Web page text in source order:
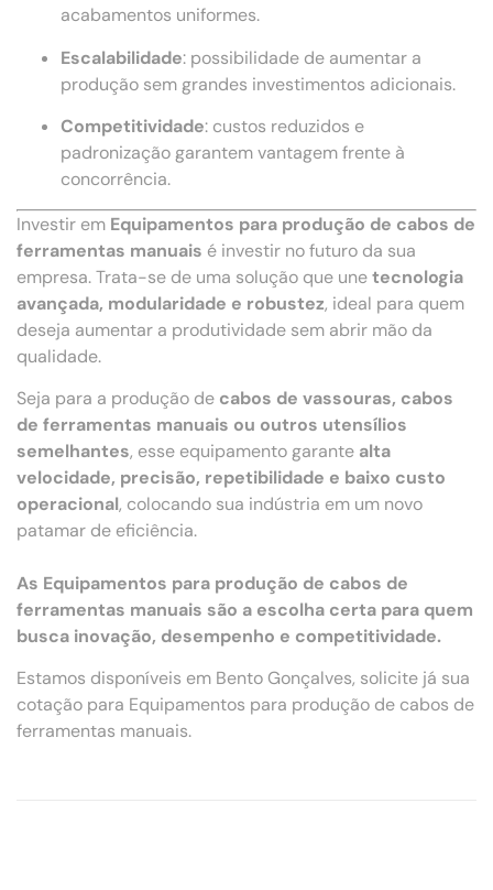
acabamentos uniformes.
Escalabilidade: possibilidade de aumentar a
produção sem grandes investimentos adicionais.
Competitividade: custos reduzidos e
padronização garantem vantagem frente à
concorrência.
Investir em Equipamentos para produção de cabos de
ferramentas manuais é investir no futuro da sua
empresa. Trata-se de uma solução que unetecnologia
avançada, modularidade e robustez, ideal para quem
deseja aumentar a produtividade sem abrir mão da
qualidade.
Seja para a produção de cabos de vassouras, cabos
de ferramentas manuais ou outros utensílios
semelhantes, esse equipamento garante alta
velocidade, precisão, repetibilidade e baixo custo
operacional, colocando sua indústria em um novo
patamar de eficiência.
As Equipamentos para produção de cabos de
ferramentas manuais são a escolha certa para quem
busca inovação, desempenho e competitividade.
Estamos disponíveis em Bento Gonçalves, solicite já sua
cotação para Equipamentos para produção de cabos de
ferramentas manuais.